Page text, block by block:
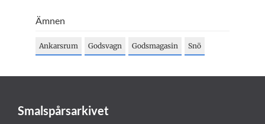
Ämnen
Ankarsrum Godsvagn Godsmagasin Snö
Smalspårsarkivet